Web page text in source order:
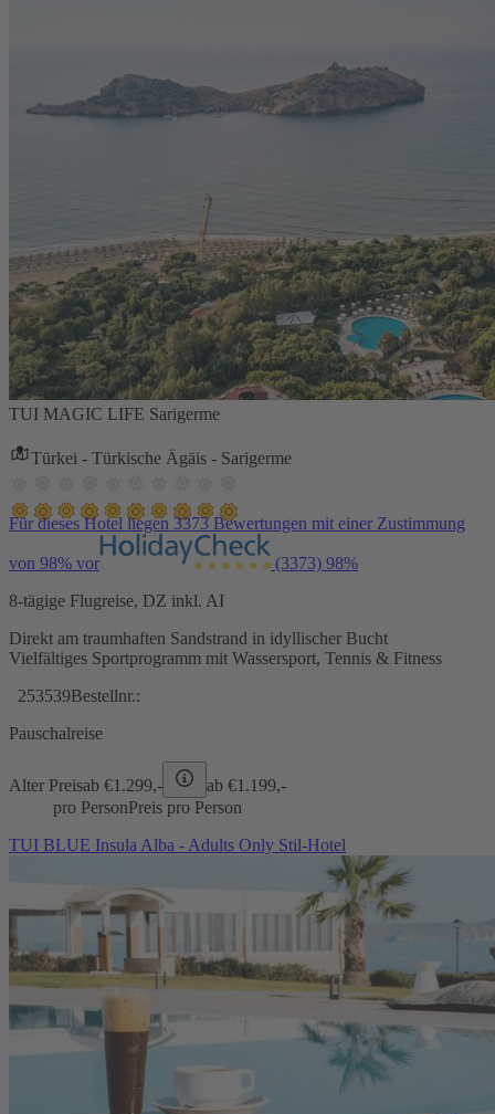
TUI MAGIC LIFE Sarigerme
Türkei - Türkische Ägäis - Sarigerme
Für dieses Hotel liegen 3373 Bewertungen mit einer Zustimmung
von 98% vor (3373) 98%
8-tägige Flugreise, DZ inkl. AI
Direkt am traumhaften Sandstrand in idyllischer Bucht
Vielfältiges Sportprogramm mit Wassersport, Tennis & Fitness
253539Bestellnr.:
Pauschalreise
Alter Preisab €1.299,- ab €1.199,-
pro PersonPreis pro Person
TUI BLUE Insula Alba - Adults Only Stil-Hotel